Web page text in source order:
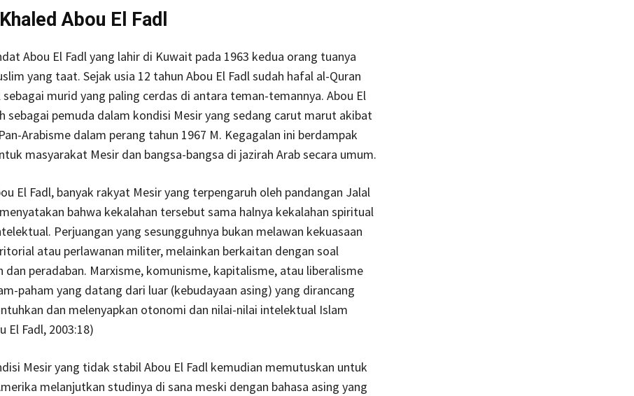
Abou El Fadl
Abou El Fadl yang lahir di Kuwait pada 1963 kedua orang tuanya
yang taat. Sejak usia 12 tahun Abou El Fadl sudah hafal al-Quran
sebagai murid yang paling cerdas di antara teman-temannya. Abou El
sebagai pemuda dalam kondisi Mesir yang sedang carut marut akibat
Arabisme dalam perang tahun 1967 M. Kegagalan ini berdampak
masyarakat Mesir dan bangsa-bangsa di jazirah Arab secara umum.
El Fadl, banyak rakyat Mesir yang terpengaruh oleh pandangan Jalal
bahwa kekalahan tersebut sama halnya kekalahan spiritual
Perjuangan yang sesungguhnya bukan melawan kekuasaan
atau perlawanan militer, melainkan berkaitan dengan soal
dan peradaban. Marxisme, komunisme, kapitalisme, atau liberalisme
paham yang datang dari luar (kebudayaan asing) yang dirancang
dan melenyapkan otonomi dan nilai-nilai intelektual Islam
El Fadl, 2003:18)
Mesir yang tidak stabil Abou El Fadl kemudian memutuskan untuk
melanjutkan studinya di sana meski dengan bahasa asing yang